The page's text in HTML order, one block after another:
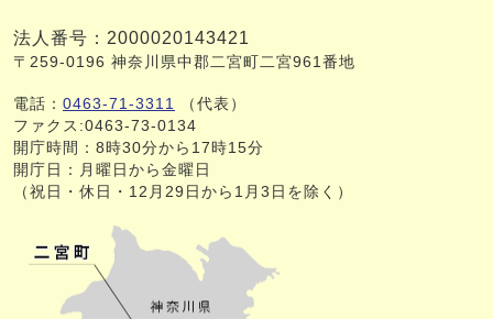
法人番号：2000020143421
〒259-0196 神奈川県中郡二宮町二宮961番地
電話： 0463-71-3311
（代表）
ファクス:0463-73-0134
開庁時間：8時30分から17時15分
開庁日：月曜日から金曜日
（祝日・休日・12月29日から1月3日を除く）